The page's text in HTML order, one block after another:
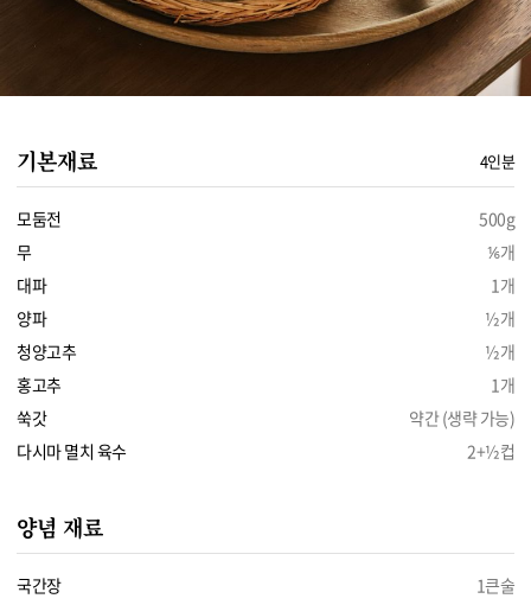
기본재료 4인분
모둠전
500g
무
⅙개
대파
1개
양파
½개
청양고추
½개
홍고추
1개
쑥갓
약간 (생략 가능)
다시마 멸치 육수
2+½컵
양념 재료
국간장
1큰술